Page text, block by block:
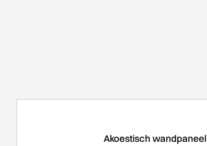
Akoestisch wandpaneel